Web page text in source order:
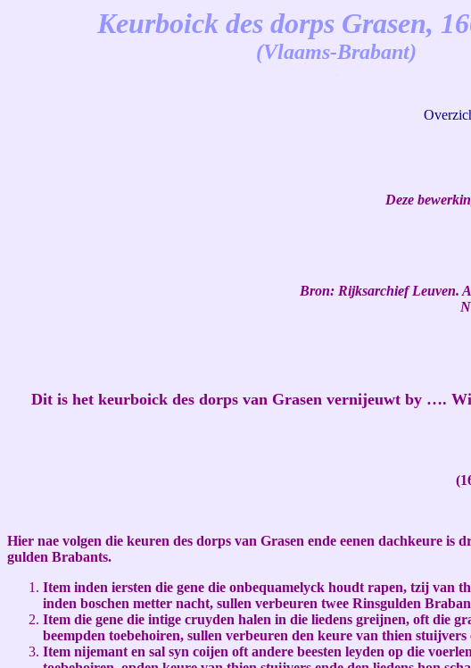
Keurboick des dorps Grasen,
(Vlaams-Brabant)
Deze
Bron: Rijksarchief Leuven.
Dit is het keurboick des dorps van Grasen vernijeuwt by ….
Hier nae volgen die keuren des dorps van Grasen ende eenen dachkeure
gulden Brabants.
Item inden iersten die gene die onbequamelyck houdt rapen, tzij
inden boschen metter nacht, sullen verbeuren twee Rinsgulden
Item die gene die intige cruyden halen in die liedens greijnen, oft die
beempden toebehoiren, sullen verbeuren den keure van thien stuijvers
Item nijemant en sal syn coijen oft andere beesten leyden op die